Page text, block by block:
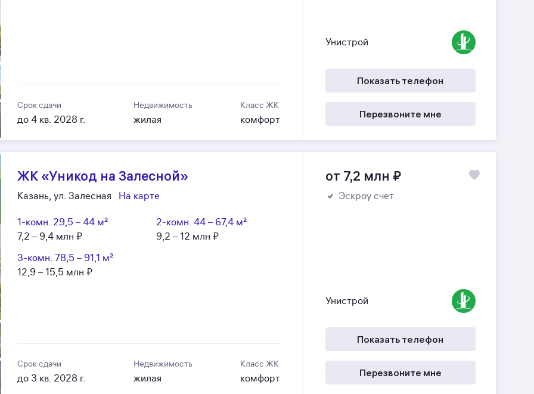
Срок сдачи
до 4 кв. 2028 г.
Недвижимость
жилая
Класс ЖК
комфорт
Унистрой
Показать телефон
Перезвоните мне
ЖК «Уникод на Залесной»
Казань, ул. Залесная На карте
1-комн. 29,5 – 44 м²
7,2 – 9,4 млн ₽
2-комн. 44 – 67,4 м²
9,2 – 12 млн ₽
3-комн. 78,5 – 91,1 м²
12,9 – 15,5 млн ₽
Срок сдачи
до 3 кв. 2028 г.
Недвижимость
жилая
Класс ЖК
комфорт
от 7,2 млн ₽
Эскроу счет
Унистрой
Показать телефон
Перезвоните мне